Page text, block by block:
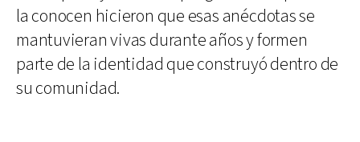
la conocen hicieron que esas anécdotas se
mantuvieran vivas durante años y formen
parte de la identidad que construyó dentro de
su comunidad.